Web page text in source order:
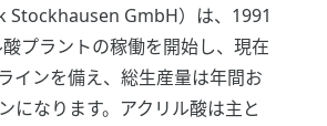
Stockhausen GmbH）は、1991
プラントの稼働を開始し、現在
インを備え、総生産量は年間お
になります。アクリル酸は主と